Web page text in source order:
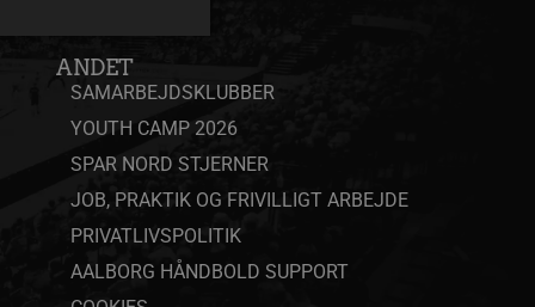
ANDET
SAMARBEJDSKLUBBER
YOUTH CAMP 2026
SPAR NORD STJERNER
JOB, PRAKTIK OG FRIVILLIGT ARBEJDE
PRIVATLIVSPOLITIK
AALBORG HÅNDBOLD SUPPORT
Hjemmesiden
pr. klient. Den